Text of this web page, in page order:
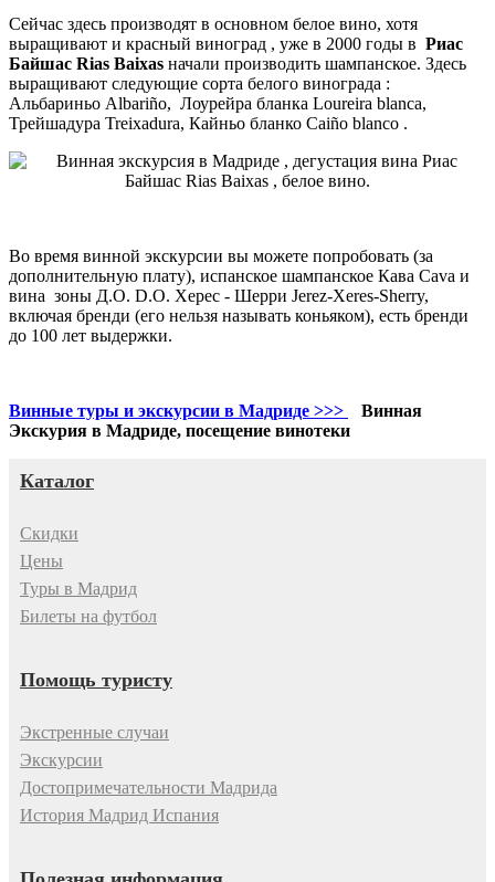
Сейчас здесь производят в основном белое вино, хотя
выращивают и красный виноград , уже в 2000 годы в Риас
Байшас Rias Baixas начали производить шампанское. Здесь
выращивают следующие сорта белого винограда :
Альбариньо Albariño, Лоурейра бланка Loureira blanca,
Трейшадура Treixadura, Кайньо бланко Caiño blanco .
Во время винной экскурсии вы можете попробовать (за
дополнительную плату), испанское шампанское Кава Cava и
вина зоны Д.О. D.O. Херес - Шерри Jerez-Xeres-Sherry,
включая бренди (его нельзя называть коньяком), есть бренди
до 100 лет выдержки.
Винные туры и экскурсии в Мадриде >>>
Винная
Экскурия в Мадриде, посещение винотеки
Каталог
Скидки
Цены
Туры в Мадрид
Билеты на футбол
Помощь туристу
Экстренные случаи
Экскурсии
Достопримечательности Мадрида
История Мадрид Испания